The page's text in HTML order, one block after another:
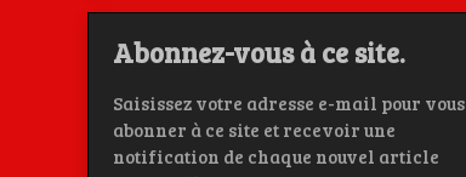
Abonnez-vous à ce site.
Saisissez votre adresse e-mail pour vous
abonner à ce site et recevoir une
notification de chaque nouvel article